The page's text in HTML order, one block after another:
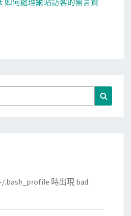
如何處理網站訪客的留言資
.bash_profile 時出現 bad